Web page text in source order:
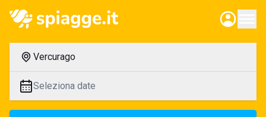
Vercurago
Seleziona date